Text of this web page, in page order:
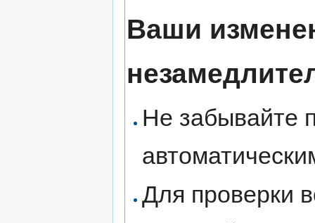
Ваши
Не забывайте
Для проверки